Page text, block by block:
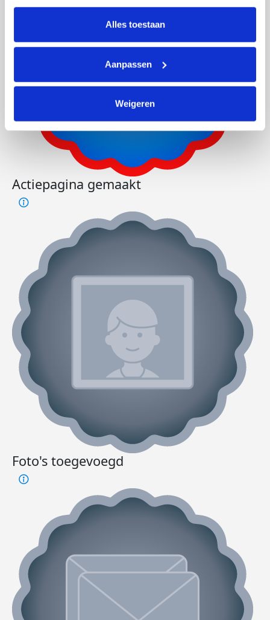
intrekken via Cookie instellingen onderaan de pagina. De
lijst met cookies is te vinden in het tabblad “details”.
Alles toestaan
Aanpassen
Weigeren
Actiepagina gemaakt
Foto's toegevoegd